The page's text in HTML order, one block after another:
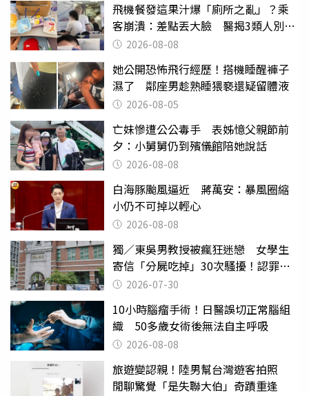
飛機餐發這果汁爆「廁所之亂」？乘
客崩潰：差點丟大臉 醫揭3類人別亂
喝 2026-08-08
她公開恐怖飛行經歷！搭機睡醒褲子
濕了 鄰座男趁熟睡猥褻還疑留體液
2026-08-05
亡妹慘遭公公毒手 表姊憶父親節前
夕：小舅舅仍到殯儀館陪她說話
2026-08-08
白海豚颱風逼近 蔣萬安：暴風圈縮
小仍不可掉以輕心
2026-08-08
獨／東吳男教授被瘋狂迷戀 女學生
寄信「分屍吃掉」30次騷擾！認罪免
關 2026-07-30
10小時腦瘤手術！日醫誤切正常腦組
織 50多歲女術後無法自主呼吸
2026-08-08
旅遊變認親！陸男幫台灣遊客拍照
閒聊驚覺「是失聯大伯」奇蹟重逢